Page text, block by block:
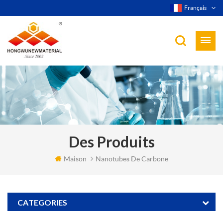
Français
Des Produits
Maison Nanotubes De Carbone
CATEGORIES